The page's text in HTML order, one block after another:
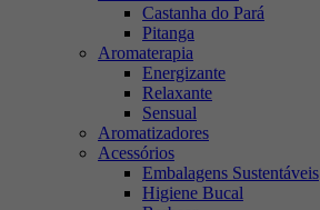
Castanha do Pará
Pitanga
Aromaterapia
Energizante
Relaxante
Sensual
Aromatizadores
Acessórios
Embalagens Sustentáveis
Higiene Bucal